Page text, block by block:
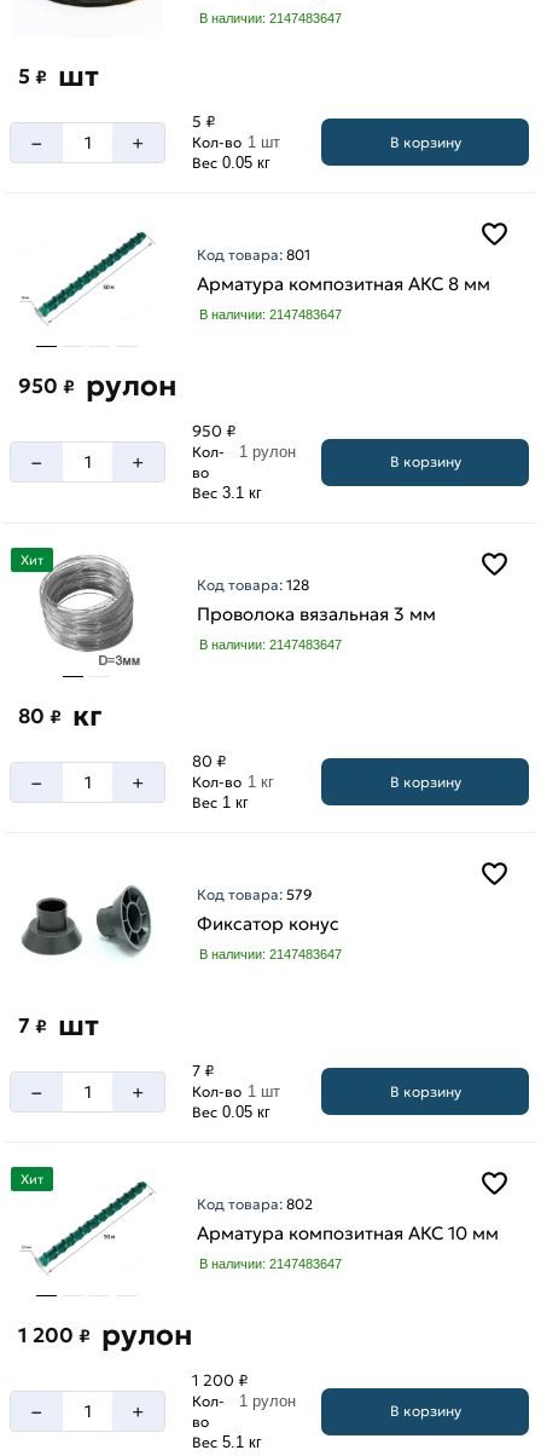
В наличии: 2147483647
5 ₽ шт
– +
5 ₽
Кол-во 1 шт
Вес 0.05 кг
В корзину
Код товара:801
Арматура композитная АКС 8 мм
В наличии: 2147483647
950 ₽ рулон
– +
950 ₽
Кол-
во
1 рулон
Вес 3.1 кг
В корзину
Хит
Код товара:128
Проволока вязальная 3 мм
В наличии: 2147483647
80 ₽ кг
– +
80 ₽
Кол-во 1 кг
Вес 1 кг
В корзину
Код товара:579
Фиксатор конус
В наличии: 2147483647
7 ₽ шт
– +
7 ₽
Кол-во 1 шт
Вес 0.05 кг
В корзину
Хит
Код товара:802
Арматура композитная АКС 10 мм
В наличии: 2147483647
1 200 ₽ рулон
– +
1 200 ₽
Кол-
во
1 рулон
Вес 5.1 кг
В корзину